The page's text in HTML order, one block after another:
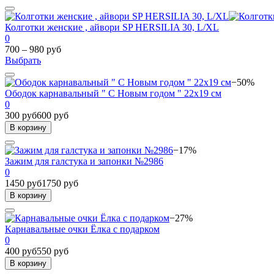
Колготки женские , айвори SP HERSILIA 30, L/XL
0
700 – 980 руб
Выбрать
−50%
Ободок карнавальный " С Новым годом " 22х19 см
0
300 руб600 руб
В корзину
−17%
Зажим для галстука и запонки №2986
0
1450 руб1750 руб
В корзину
−27%
Карнавальные очки Ёлка с подарком
0
400 руб550 руб
В корзину